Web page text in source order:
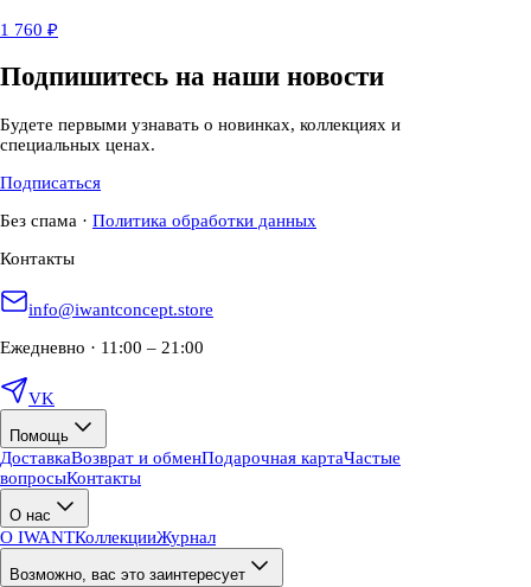
1 760 ₽
Подпишитесь на наши новости
Будете первыми узнавать о новинках, коллекциях и
специальных ценах.
Подписаться
Без спама · Политика обработки данных
Контакты
info@iwantconcept.store
Ежедневно · 11:00 – 21:00
VK
Помощь
ДоставкаВозврат и обменПодарочная картаЧастые
вопросыКонтакты
О нас
О IWANTКоллекцииЖурнал
Возможно, вас это заинтересует